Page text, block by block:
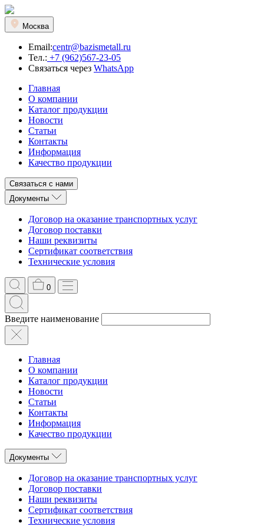
Москва
Email:centr@bazismetall.ru
Тел.: +7 (962)567-23-05
Связаться через WhatsApp
Главная
О компании
Каталог продукции
Новости
Статьи
Контакты
Информация
Качество продукции
Связаться с нами
Документы
Договор на оказание транспортных услуг
Договор поставки
Наши реквизиты
Сертификат соответствия
Технические условия
0
Введите наименование
Главная
О компании
Каталог продукции
Новости
Статьи
Контакты
Информация
Качество продукции
Документы
Договор на оказание транспортных услуг
Договор поставки
Наши реквизиты
Сертификат соответствия
Технические условия